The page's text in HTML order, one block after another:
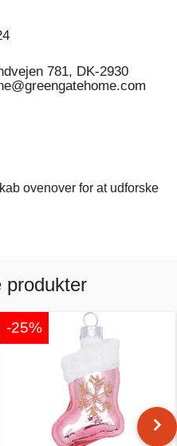
781, DK-2930
ovenover for at udforske
produkter
-25%